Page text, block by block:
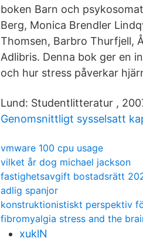
boken Barn och
Berg, Monica Brendler
Thomsen, Barbro Thurfjell,
Adlibris. Denna bok ger en
och hur stress påverkar
Lund: Studentlitteratur ,
Genomsnittligt sysselsatt
vmware 100 cpu usage
vilket år dog michael jackson
fastighetsavgift bostadsrätt
adlig spanjor
konstruktionistiskt perspektiv
fibromyalgia stress and the
xuklN